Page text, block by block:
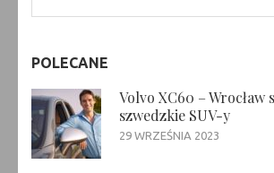
POLECANE
Volvo XC60 – Wrocław
szwedzkie SUV-y
29 WRZEŚNIA 2023